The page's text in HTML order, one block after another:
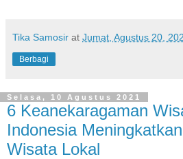
Tika Samosir at Jumat, Agustus 20,
Berbagi
Selasa, 10 Agustus 2021
6 Keanekaragaman
Indonesia
Wisata Lokal